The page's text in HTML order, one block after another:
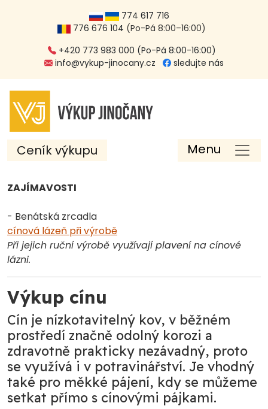
774 617 716
776 676 104 (Po-Pá 8:00–16:00)
+420 773 983 000 (Po-Pá 8:00-16:00)
info@vykup-jinocany.cz
sledujte nás
Ceník výkupu Menu
ZAJÍMAVOSTI
- Benátská zrcadla
cínová lázeň při výrobě
Při jejich ruční výrobě využívají plavení na cínové
lázni.
Výkup cínu
Cín je nízkotavitelný kov, v běžném
prostředí značně odolný korozi a
zdravotně prakticky nezávadný, proto
se využívá i v potravinářství. Je vhodný
také pro měkké pájení, kdy se můžeme
setkat přímo s cínovými pájkami.